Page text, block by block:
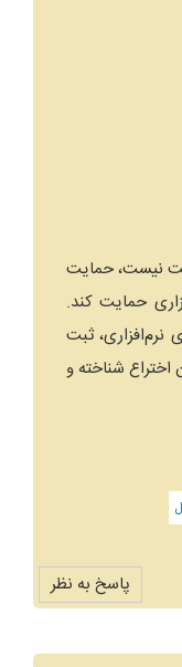
نیست، حمایت
حمایت کند.
نرم‌افزاری، ثبت
اختراع شناخته و
پاسخ به نظر